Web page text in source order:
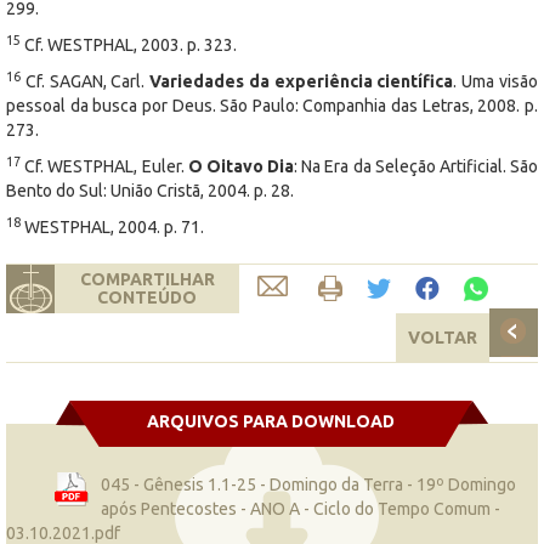
299.
15 Cf. WESTPHAL, 2003. p. 323.
16 Cf. SAGAN, Carl.Variedades da experiência científica. Uma visão
pessoal da busca por Deus. São Paulo: Companhia das Letras, 2008. p.
273.
17 Cf. WESTPHAL, Euler. O Oitavo Dia: Na Era da Seleção Artificial. São
Bento do Sul: União Cristã, 2004. p. 28.
18 WESTPHAL, 2004. p. 71.
COMPARTILHAR
CONTEÚDO
VOLTAR
ARQUIVOS PARA DOWNLOAD
045 - Gênesis 1.1-25 - Domingo da Terra - 19º Domingo
após Pentecostes - ANO A - Ciclo do Tempo Comum -
03.10.2021.pdf